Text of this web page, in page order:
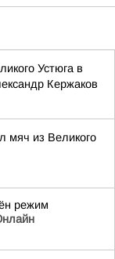
Устюга в
Кержаков
мяч из Великого
режим